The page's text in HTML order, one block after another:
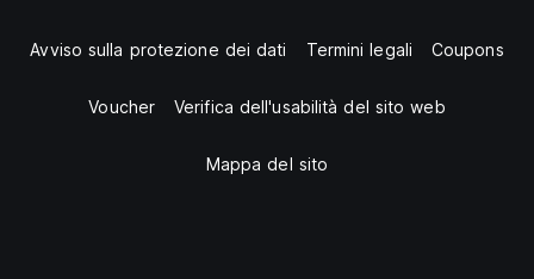
Avviso sulla protezione dei dati Termini legali Coupons
Voucher Verifica dell'usabilità del sito web
Mappa del sito